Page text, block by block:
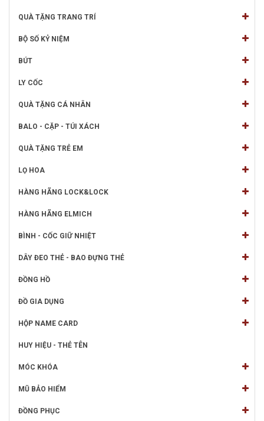
QUÀ TẶNG TRANG TRÍ
BỘ SỐ KỶ NIỆM
BÚT
LY CỐC
QUÀ TẶNG CÁ NHÂN
BALO - CẶP - TÚI XÁCH
QUÀ TẶNG TRẺ EM
LỌ HOA
HÀNG HÃNG LOCK&LOCK
HÀNG HÃNG ELMICH
BÌNH - CỐC GIỮ NHIỆT
DÂY ĐEO THẺ - BAO ĐỰNG THẺ
ĐỒNG HỒ
ĐỒ GIA DỤNG
HỘP NAME CARD
HUY HIỆU - THẺ TÊN
MÓC KHÓA
MŨ BẢO HIỂM
ĐỒNG PHỤC